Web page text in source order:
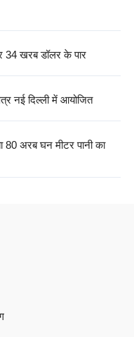
34 खरब डॉलर के पार
नई दिल्ली में आयोजित
80 अरब घन मीटर पानी का